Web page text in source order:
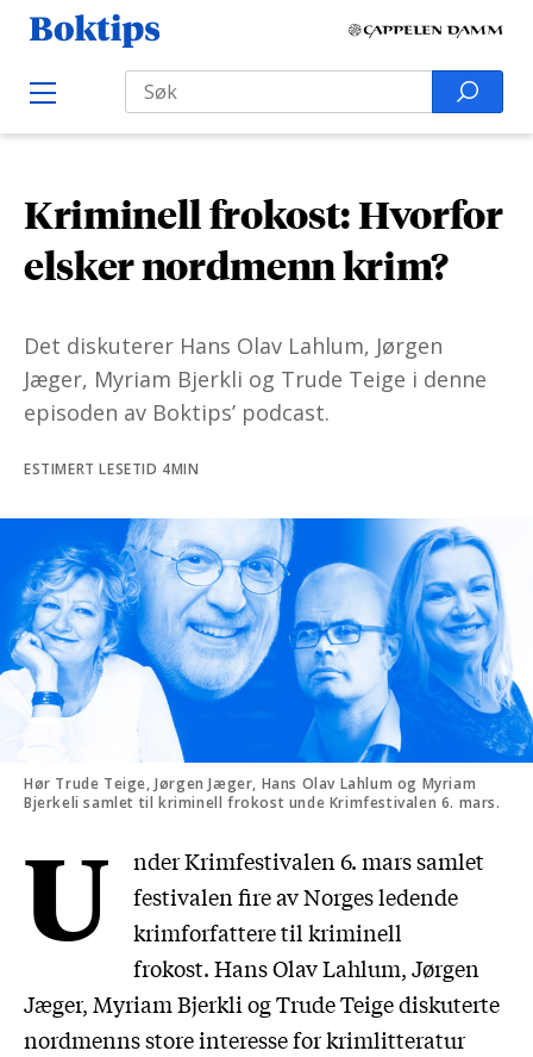
B
o
k
t
p
s
O
p
e
e
n
e
c
h
f
r
:
Search
Kriminell frokost: Hvorfor
elsker nordmenn krim?
Det diskuterer Hans Olav Lahlum, Jørgen
Jæger, Myriam Bjerkli og Trude Teige i denne
episoden av Boktips’ podcast.
ESTIMERT LESETID 4MIN
Hør Trude Teige, Jørgen Jæger, Hans Olav Lahlum og Myriam
Bjerkeli samlet til kriminell frokost unde Krimfestivalen 6. mars.
U
nder Krimfestivalen 6. mars samlet
festivalen fire av Norges ledende
krimforfattere til kriminell
frokost. Hans Olav Lahlum, Jørgen
Jæger, Myriam Bjerkli og Trude Teige diskuterte
nordmenns store interesse for krimlitteratur